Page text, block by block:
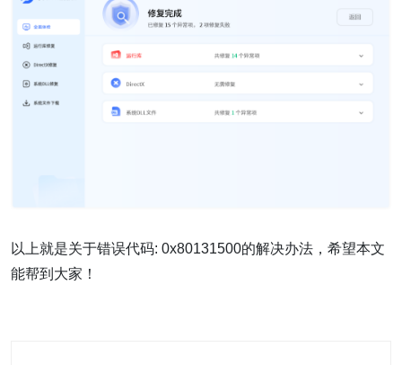
以上就是关于错误代码: 0x80131500的解决办法，希望本文
能帮到大家！